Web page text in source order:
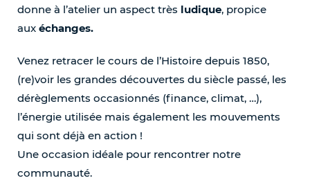
donne à l’atelier un aspect très ludique, propice
aux échanges.
Venez retracer le cours de l’Histoire depuis 1850,
(re)voir les grandes découvertes du siècle passé, les
dérèglements occasionnés (finance, climat, …),
l’énergie utilisée mais également les mouvements
qui sont déjà en action !
Une occasion idéale pour rencontrer notre
communauté.